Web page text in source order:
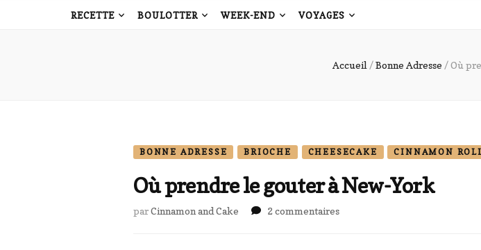
RECETTE BOULOTTER WEEK-END VOYAGES
Accueil / Bonne Adresse / Où
BONNE ADRESSE BRIOCHE CHEESECAKE CINNAMON
Où prendre le gouter à New-York
parCinnamon and Cake 2 commentairessur